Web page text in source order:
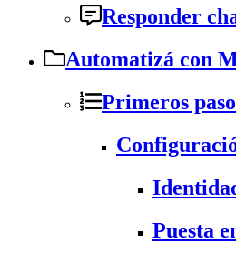
Responder
Automatizá con
Primeros
Puesta